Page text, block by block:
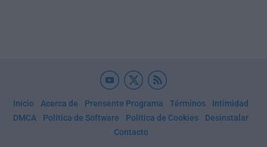
Inicio Acerca de Prensente Programa Términos
Intimidad
DMCA
Política de Software Política de Cookies
Desinstalar
Contacto